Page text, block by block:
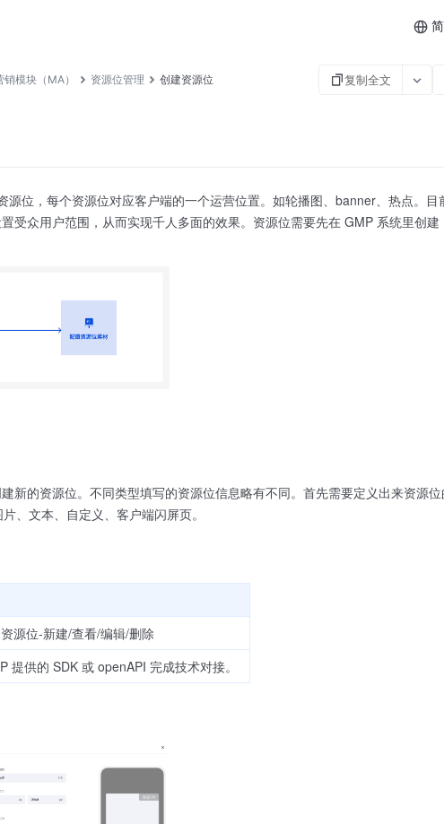
销模块（MA） 资源位管理 创建资源位 复制全文
源位，每个资源位对应客户端的一个运营位置。如轮播图、banner、热点。
受众用户范围，从而实现千人多面的效果。资源位需要先在 GMP 系统里创
新的资源位。不同类型填写的资源位信息略有不同。首先需要定义出来资源
、文本、自定义、客户端闪屏页。
源位-新建/查看/编辑/删除
提供的 SDK 或 openAPI 完成技术对接。